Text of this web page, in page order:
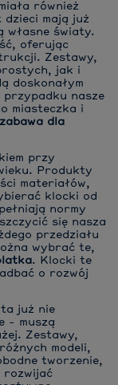
również
dzieci mają już
własne światy.
oferując
Zestawy,
jak i
doskonałym
przypadku nasze
miasteczka i
dla
przy
Produkty
materiałów,
klocki od
normy
się nasza
przedziału
wybrać te,
. Klocki te
o rozwój
już nie
- muszą
Zestawy,
modeli,
tworzenie,
rozwijać